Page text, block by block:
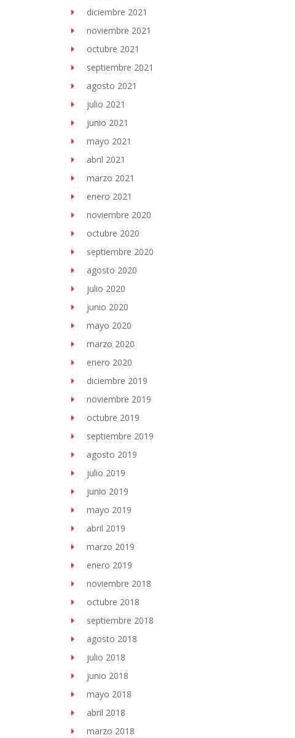
diciembre 2021
noviembre 2021
octubre 2021
septiembre 2021
agosto 2021
julio 2021
junio 2021
mayo 2021
abril 2021
marzo 2021
enero 2021
noviembre 2020
octubre 2020
septiembre 2020
agosto 2020
julio 2020
junio 2020
mayo 2020
marzo 2020
enero 2020
diciembre 2019
noviembre 2019
octubre 2019
septiembre 2019
agosto 2019
julio 2019
junio 2019
mayo 2019
abril 2019
marzo 2019
enero 2019
noviembre 2018
octubre 2018
septiembre 2018
agosto 2018
julio 2018
junio 2018
mayo 2018
abril 2018
marzo 2018